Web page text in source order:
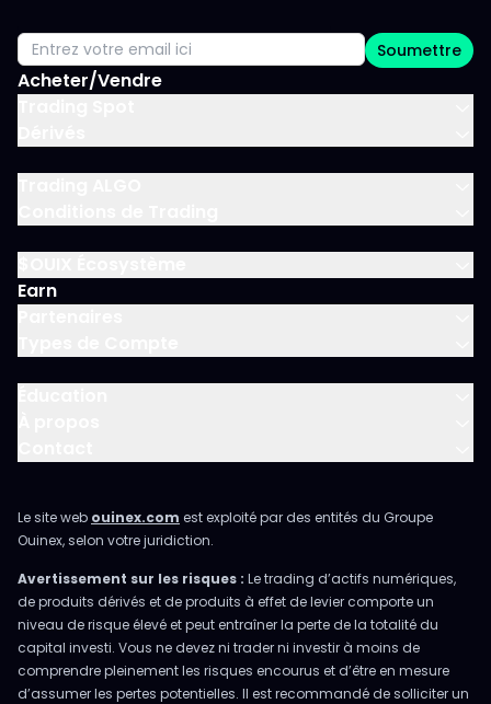
Acheter/Vendre
Earn
Soumettre
Le site web ouinex.com est exploité par des entités du Groupe
Ouinex, selon votre juridiction.
Avertissement sur les risques : Le trading d’actifs numériques,
de produits dérivés et de produits à effet de levier comporte un
niveau de risque élevé et peut entraîner la perte de la totalité du
capital investi. Vous ne devez ni trader ni investir à moins de
comprendre pleinement les risques encourus et d’être en mesure
d’assumer les pertes potentielles. Il est recommandé de solliciter un